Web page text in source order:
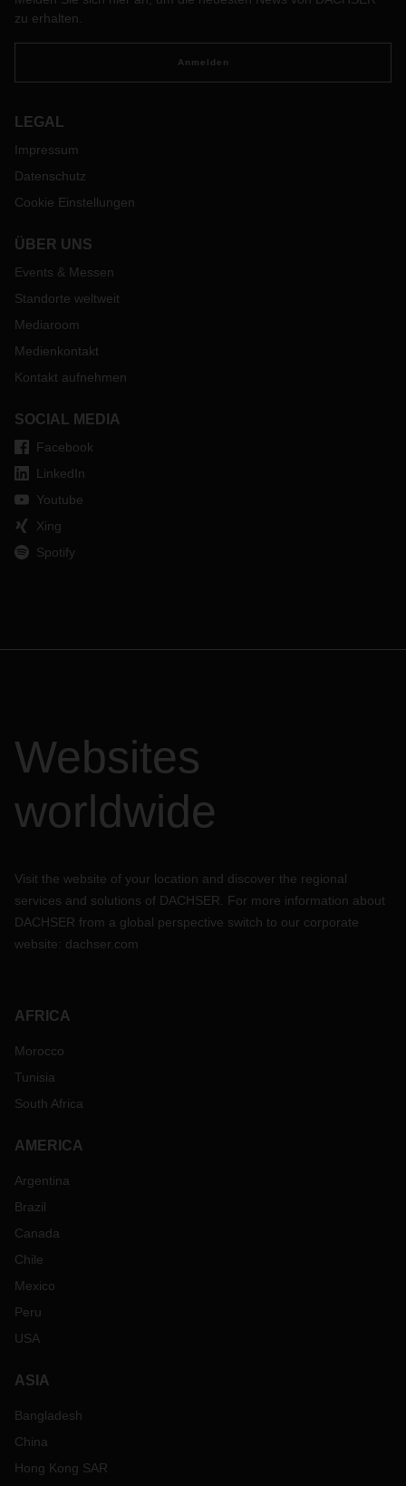
zu erhalten.
Anmelden
LEGAL
Impressum
Datenschutz
Cookie Einstellungen
ÜBER UNS
Events & Messen
Standorte weltweit
Mediaroom
Medienkontakt
Kontakt aufnehmen
SOCIAL MEDIA
Facebook
LinkedIn
Youtube
Xing
Spotify
Websites
worldwide
Visit the website of your location and discover the regional
services and solutions of DACHSER. For more information about
DACHSER from a global perspective switch to our corporate
website: dachser.com
AFRICA
Morocco
Tunisia
South Africa
AMERICA
Argentina
Brazil
Canada
Chile
Mexico
Peru
USA
ASIA
Bangladesh
China
Hong Kong SAR